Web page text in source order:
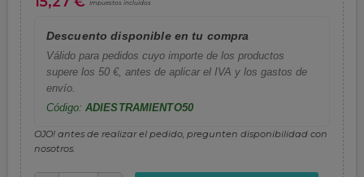
Impuestos incluidos
Descuento disponible en tu compra
Válido para pedidos cuyo importe de los productos
supere los 50 €, antes de aplicar el IVA y los gastos de
envío.
Código: ADIESTRAMIENTO50
OJO! antes de realizar el pedido, pregunten disponibilidad con
nosotros.